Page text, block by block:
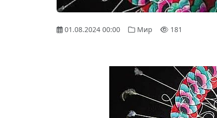
01.08.2024 00:00 Мир 181